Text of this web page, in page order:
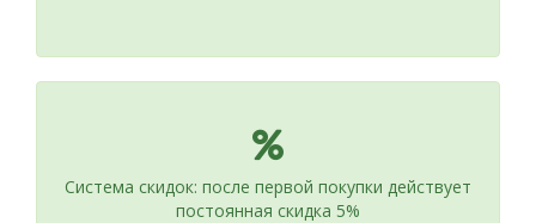
Система скидок: после первой покупки действует
постоянная скидка 5%